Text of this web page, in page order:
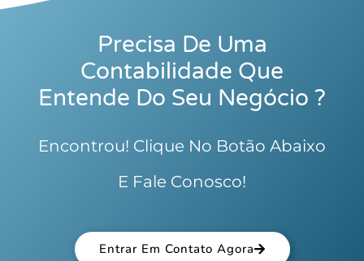
Precisa De Uma
Contabilidade Que
Entende Do Seu Negócio ?
Encontrou! Clique No Botão Abaixo
E Fale Conosco!
Entrar Em Contato Agora